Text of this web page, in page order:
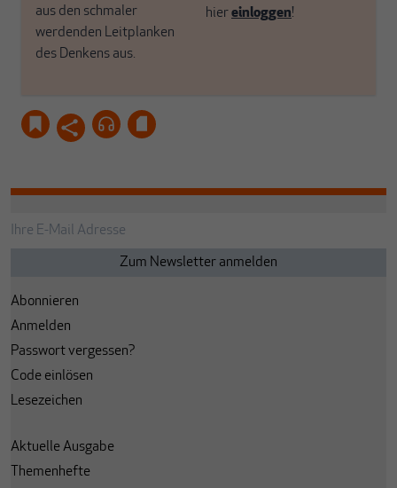
aus den schmaler
werdenden Leitplanken
des Denkens aus.
hiereinloggen!
Abonnieren
Anmelden
Passwort vergessen?
Code einlösen
Lesezeichen
Aktuelle Ausgabe
Themenhefte